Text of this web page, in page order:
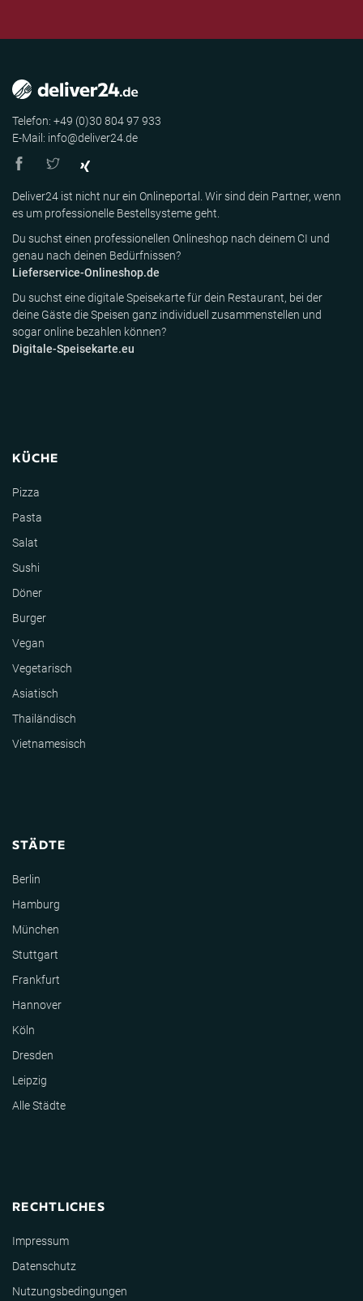
Telefon: +49 (0)30 804 97 933
E-Mail: info@deliver24.de
Deliver24 ist nicht nur ein Onlineportal. Wir sind dein Partner, wenn
es um professionelle Bestellsysteme geht.
Du suchst einen professionellen Onlineshop nach deinem CI und
genau nach deinen Bedürfnissen?
Lieferservice-Onlineshop.de
Du suchst eine digitale Speisekarte für dein Restaurant, bei der
deine Gäste die Speisen ganz individuell zusammenstellen und
sogar online bezahlen können?
Digitale-Speisekarte.eu
KÜCHE
Pizza
Pasta
Salat
Sushi
Döner
Burger
Vegan
Vegetarisch
Asiatisch
Thailändisch
Vietnamesisch
STÄDTE
Berlin
Hamburg
München
Stuttgart
Frankfurt
Hannover
Köln
Dresden
Leipzig
Alle Städte
RECHTLICHES
Impressum
Datenschutz
Nutzungsbedingungen